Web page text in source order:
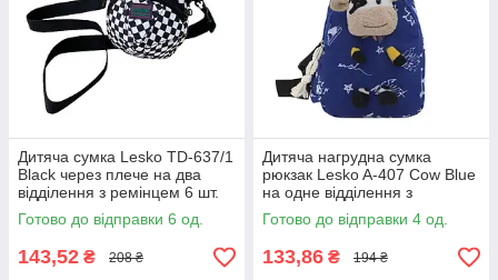
Дитяча сумка Lesko TD-637/1
Black через плече на два
відділення з ремінцем 6 шт.
Готово до відправки 6 од.
143,52 ₴ 208 ₴
Дитяча нагрудна сумка
рюкзак Lesko A-407 Cow Blue
на одне відділення з
ремінцем 4 шт.
Готово до відправки 4 од.
133,86 ₴ 194 ₴